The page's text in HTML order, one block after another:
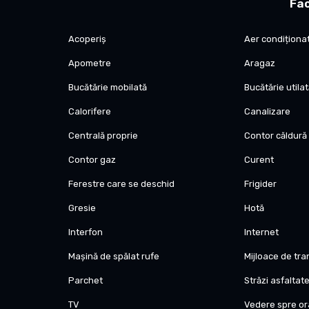
izolate cu rigips, contribuind la o mai bună eficiență
Ideal pentru o familie care caută un apartament
COMISION 0% pentru cumpărător – achiziționează
Acoperiș Aer
Apometre Aragaz
Bucătărie mobilată Bucătărie
Calorifere Canalizare
Centrală proprie Contor căldură
Contor gaz Curent
Ferestre care se deschid Frigider
Gresie Hotă
Interfon Internet
Mașină de spălat rufe Mijloace de
Parchet Străzi asfaltate
TV Vedere spre